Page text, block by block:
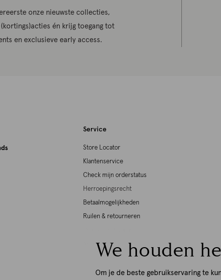
We houden
Om je de beste gebruikservaring te
onze nieuwste collecties,
én krijg toegang tot
en exclusieve early access.
Service
Store Locator
Klantenservice
Check mijn orderstatus
Herroepingsrecht
Betaalmogelijkheden
Ruilen & retourneren
Shoeby giftcards